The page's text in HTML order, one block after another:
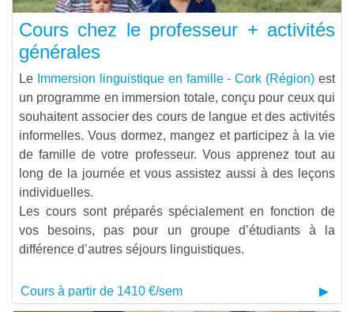
Cours chez le professeur + activités
générales
Le Immersion linguistique en famille - Cork (Région) est
un programme en immersion totale, conçu pour ceux qui
souhaitent associer des cours de langue et des activités
informelles. Vous dormez, mangez et participez à la vie
de famille de votre professeur. Vous apprenez tout au
long de la journée et vous assistez aussi à des leçons
individuelles.
Les cours sont préparés spécialement en fonction de
vos besoins, pas pour un groupe d’étudiants à la
différence d’autres séjours linguistiques.
Cours à partir de 1410 €/sem